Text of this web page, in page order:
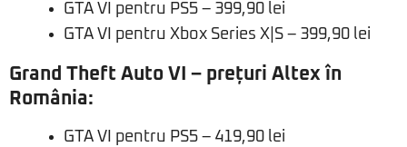
GTA VI pentru PS5 – 399,90 lei
GTA VI pentru Xbox Series X|S – 399,90 lei
Grand Theft Auto VI – prețuri Altex în
România:
GTA VI pentru PS5 – 419,90 lei